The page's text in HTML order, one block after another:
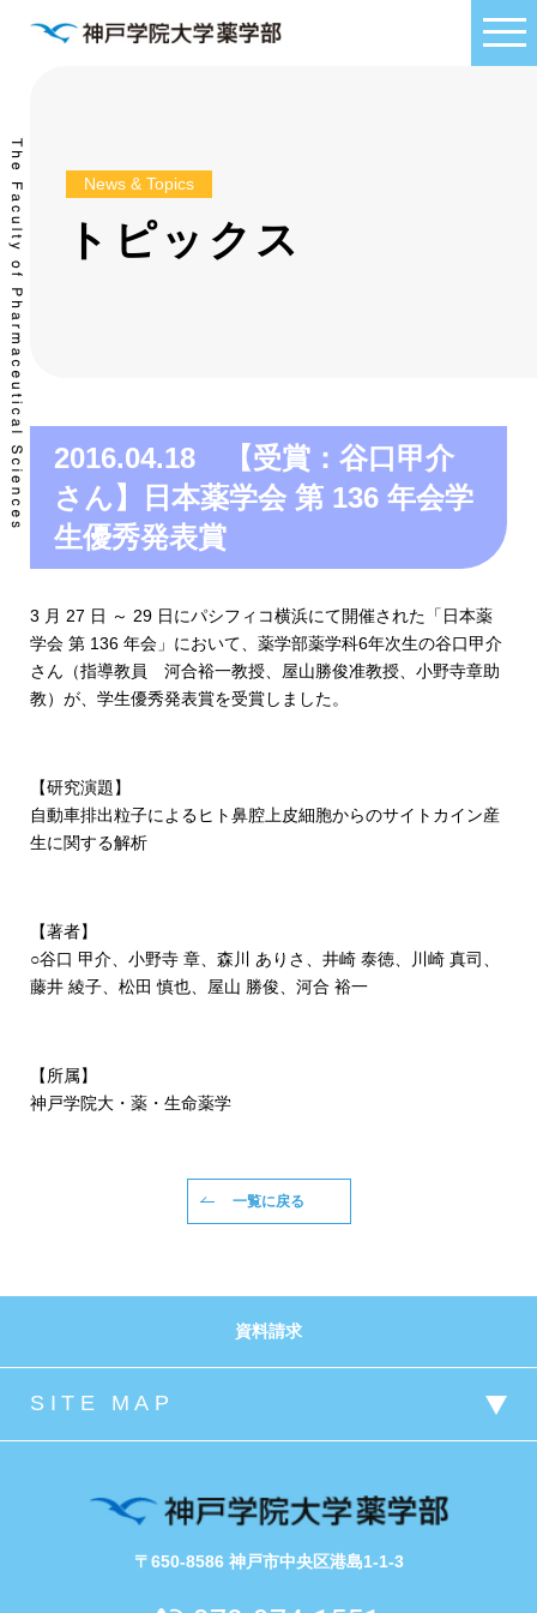
News & Topics
トピックス
2016.04.18 【受賞：谷口甲介
さん】日本薬学会 第 136 年会学
生優秀発表賞
3 月 27 日 ～ 29 日にパシフィコ横浜にて開催された「日本薬
学会 第 136 年会」において、薬学部薬学科6年次生の谷口甲介
さん（指導教員 河合裕一教授、屋山勝俊准教授、小野寺章助
教）が、学生優秀発表賞を受賞しました。
【研究演題】
自動車排出粒子によるヒト鼻腔上皮細胞からのサイトカイン産
生に関する解析
【著者】
○谷口 甲介、小野寺 章、森川 ありさ、井崎 泰徳、川崎 真司、
藤井 綾子、松田 慎也、屋山 勝俊、河合 裕一
【所属】
神戸学院大・薬・生命薬学
一覧に戻る
資料請求
〒650-8586 神戸市中央区港島1-1-3